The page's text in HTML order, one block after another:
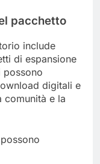
pacchetto
include
di espansione
digitali e
comunità e la